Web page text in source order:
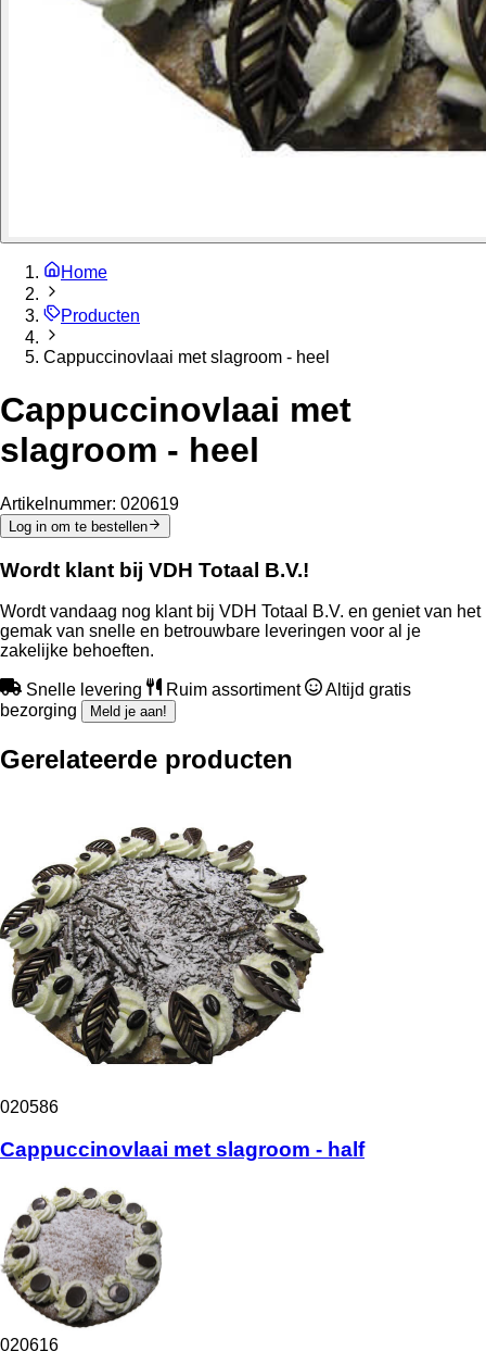
Home
Producten
Cappuccinovlaai met slagroom - heel
Cappuccinovlaai met
slagroom - heel
Artikelnummer: 020619
Log in om te bestellen
Wordt klant bij VDH Totaal B.V.!
Wordt vandaag nog klant bij VDH Totaal B.V. en geniet van het
gemak van snelle en betrouwbare leveringen voor al je
zakelijke behoeften.
Snelle levering Ruim assortiment
Altijd gratis
bezorging
Meld je aan!
Gerelateerde producten
020586
Cappuccinovlaai met slagroom - half
020616